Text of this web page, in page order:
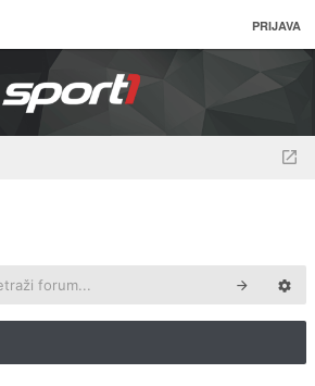
PRIJAVA